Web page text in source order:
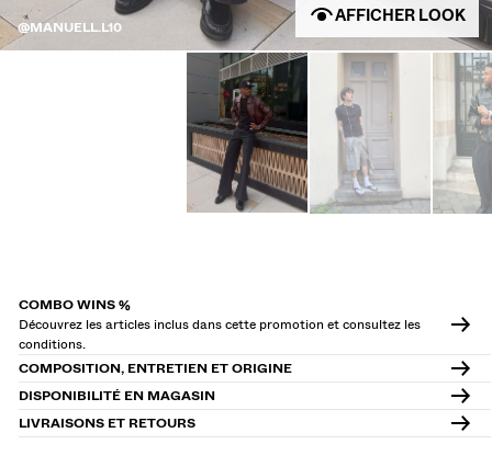
@MANUELL.L10
AFFICHER LOOK
COMBO WINS %
Découvrez les articles inclus dans cette promotion et consultez les
conditions.
COMPOSITION, ENTRETIEN ET ORIGINE
DISPONIBILITÉ EN MAGASIN
LIVRAISONS ET RETOURS